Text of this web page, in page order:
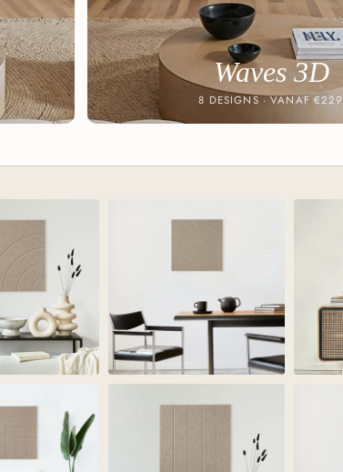
Waves 3D
8 DESIGNS · VANAF €229